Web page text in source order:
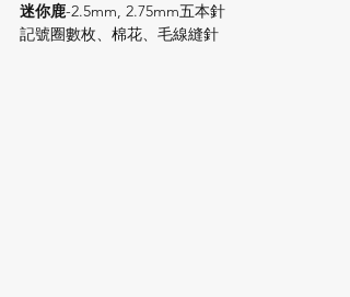
迷你鹿-2.5mm, 2.75mm五本針
記號圈數枚、棉花、毛線縫針